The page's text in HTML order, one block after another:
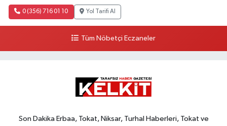
0 (356) 716 01 10 Yol Tarifi Al
Tüm Nöbetçi Eczaneler
Son Dakika Erbaa, Tokat, Niksar, Turhal Haberleri, Tokat ve